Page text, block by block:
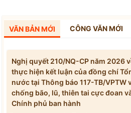
VĂN BẢN MỚI CÔNG VĂN MỚI
Nghị quyết 210/NQ-CP năm 2026
thực hiện kết luận của đồng chí
nước tại Thông báo 117-TB/VPTW
chống bão, lũ, thiên tai cực đoan
Chính phủ ban hành